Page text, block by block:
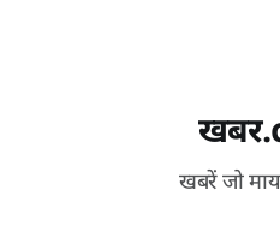
खबरें जो